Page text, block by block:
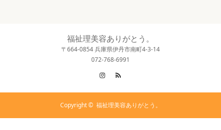
福祉理美容ありがとう。
〒664-0854 兵庫県伊丹市南町4-3-14
072-768-6991
Instagram
Copyright © 福祉理美容ありがとう。